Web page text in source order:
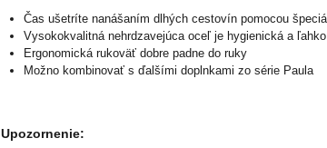
Čas ušetríte nanášaním dlhých cestovín pomocou
Vysokokvalitná nehrdzavejúca oceľ je hygienická a
Ergonomická rukoväť dobre padne do ruky
Možno kombinovať s ďalšími doplnkami zo série Paula
Upozornenie: